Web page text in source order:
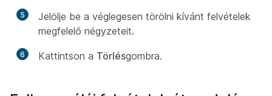
5
Jelölje be a véglegesen törölni kívánt felvételek
megfelelő négyzeteit.
6 Kattintson a Törlésgombra.